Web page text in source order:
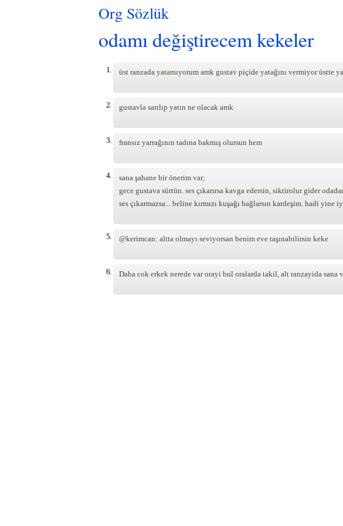
Org Sözlük
odamı değiştirecem kekeler
1. üst ranzada yatamıyorum amk gustav piçide yatağını vermiyor üstte
2. gustavla sarılıp yatın ne olacak amk
3. fransız yarrağının tadına bakmış olursun hem
4.
sana şahane bir önerim var;
gece gustava sürtün. ses çıkarırsa kavga edersin, siktirolur gider
ses çıkarmazsa... beline kırmızı kuşağı bağlarsın kardeşim. hadi yine
5. @kerimcan: altta olmayı seviyorsan benim eve taşınabilirsin keke
6. Daha cok erkek nerede var orayi bul oralarda takil, alt ranzayida sana